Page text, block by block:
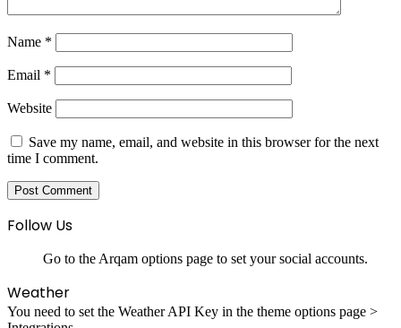
Name *
Email *
Website
Save my name, email, and website in this browser for the next
time I comment.
Follow Us
Go to the Arqam options page to set your social accounts.
Weather
You need to set the Weather API Key in the theme options page >